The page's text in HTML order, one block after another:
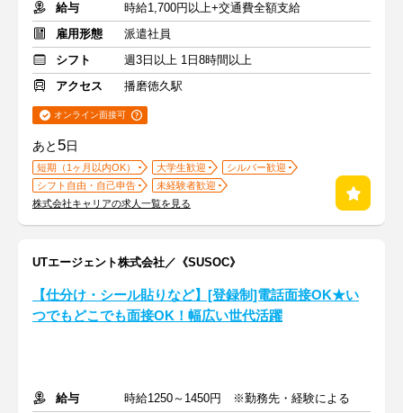
給与
時給1,700円以上+交通費全額支給
雇用形態
派遣社員
シフト
週3日以上 1日8時間以上
アクセス
播磨徳久駅
オンライン面接可
あと 5日
短期（1ヶ月以内OK） 大学生歓迎
シルバー歓迎
シフト自由・自己申告
未経験者歓迎
株式会社キャリアの求人一覧を見る
UTエージェント株式会社／《SUSOC》
【仕分け・シール貼りなど】[登録制]電話面接OK★い
つでもどこでも面接OK！幅広い世代活躍
給与
時給1250～1450円 ※勤務先・経験による